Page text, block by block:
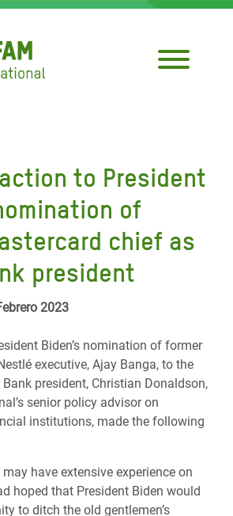
to President
of
chief as
president
2023
Biden’s nomination of former
executive, Ajay Banga, to the
president, Christian Donaldson,
senior policy advisor on
institutions, made the following
have extensive experience on
hoped that President Biden would
to ditch the old gentlemen’s